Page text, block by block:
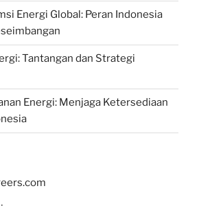
Energi Global: Peran Indonesia
Tantangan dan Strategi
Energi: Menjaga Ketersediaan